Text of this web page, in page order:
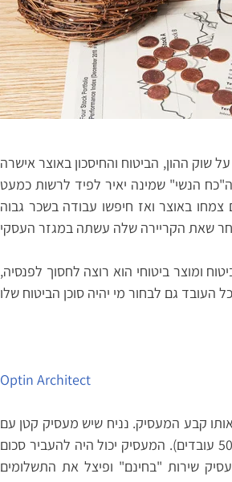
שוק ההון, הביטוח והחיסכון באוצר אישרה
הנשי" שמינה יאיר לפיד לרשות כמעט
באוצר ואז חיפשו עבודה בשכר גבוה
ומוצר ביטוחי הוא רוצה לחסוך לפנסיה,
Optin Architect
קבע המעסיק. נניח שיש מעסיק קטן עם
50 עובדים (אותו עיקרון בדיוק פועל על מעסיק עם 500 או 5000 עובדים). המעסיק יכול היה להעביר סכום
שירות "בחינם" ופיצל את התשלומים